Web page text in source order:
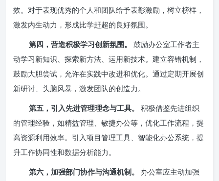
效。对于表现优秀的个人和团队给予表彰激励，树立榜样，
激发内生动力，形成比学赶超的良好氛围。
第四，营造积极学习创新氛围。
鼓励办公室工作者主
动学习新知识、探索新方法、运用新技术。建立容错机制，
鼓励大胆尝试，允许在实践中改进和优化。通过定期开展创
新研讨、头脑风暴，激发团队的创造力。
第五，引入先进管理理念与工具。
积极借鉴先进组织
的管理经验，如精益管理、敏捷办公等，优化工作流程，提
高资源利用效率。引入项目管理工具、智能化办公系统，提
升工作协同性和数据分析能力。
第六，加强部门协作与沟通机制。
办公室应主动加强